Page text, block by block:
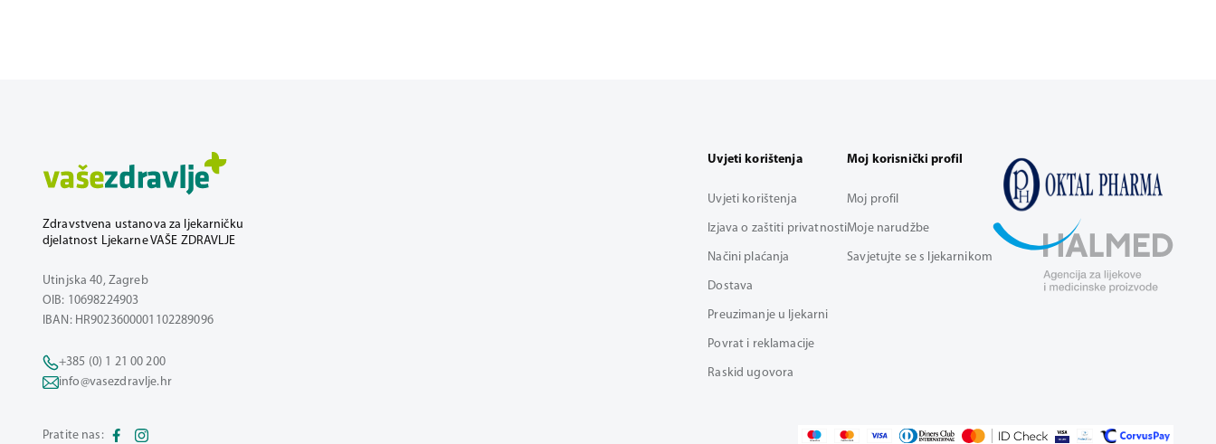
Zdravstvena ustanova za ljekarničku
djelatnost Ljekarne VAŠE ZDRAVLJE
Utinjska 40, Zagreb
OIB: 10698224903
IBAN: HR9023600001102289096
+385 (0) 1 21 00 200
info@vasezdravlje.hr
Uvjeti korištenja
Uvjeti korištenja
Izjava o zaštiti privatnosti
Načini plaćanja
Dostava
Preuzimanje u ljekarni
Povrat i reklamacije
Raskid ugovora
Moj korisnički profil
Moj profil
Moje narudžbe
Savjetujte se s ljekarnikom
Pratite nas: